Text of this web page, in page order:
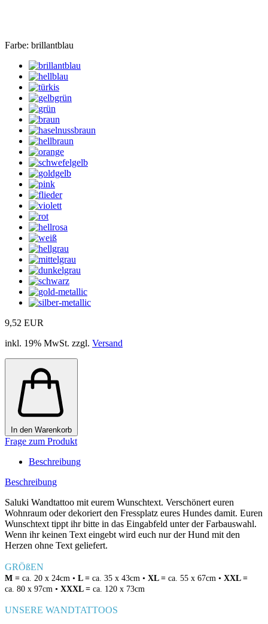
Farbe: brillantblau
9,52 EUR
inkl. 19% MwSt. zzgl. Versand
In den Warenkorb
Frage zum Produkt
Beschreibung
Beschreibung
Saluki Wandtattoo mit eurem Wunschtext. Verschönert euren
Wohnraum oder dekoriert den Fressplatz eures Hundes damit. Euren
Wunschtext tippt ihr bitte in das Eingabfeld unter der Farbauswahl.
Wenn ihr keinen Text eingebt wird euch nur der Hund mit den
Herzen ohne Text geliefert.
GRÖßEN
M = ca. 20 x 24cm • L = ca. 35 x 43cm • XL = ca. 55 x 67cm • XXL =
ca. 80 x 97cm • XXXL = ca. 120 x 73cm
UNSERE WANDTATTOOS